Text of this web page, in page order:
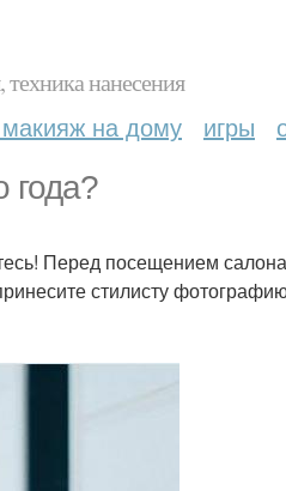
нанесения
на дому игры
года?
Перед посещением
стилисту